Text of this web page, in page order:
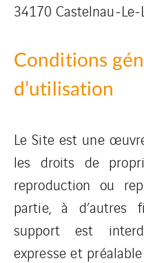
34170 Castelnau-Le-
Conditions
d’utilisation
Le Site est une
les droits de
reproduction ou
partie, à d’autres
support est
expresse et